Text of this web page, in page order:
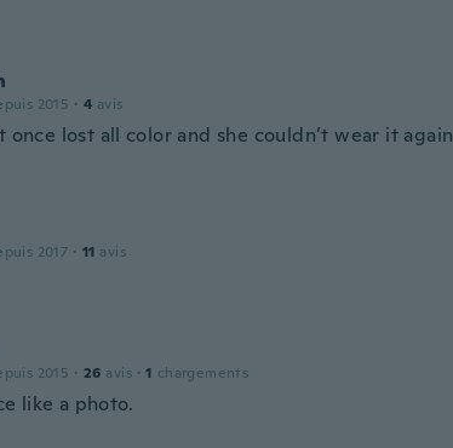
2015 · 4 avis
once lost all color and she couldn’t wear it again
2017 · 11 avis
2015 · 26 avis · 1 chargements
like a photo.